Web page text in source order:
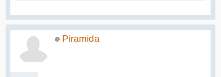
Piramida